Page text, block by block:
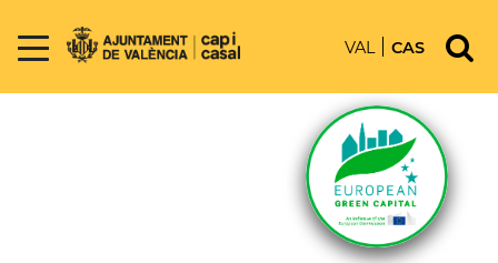
VAL CAS